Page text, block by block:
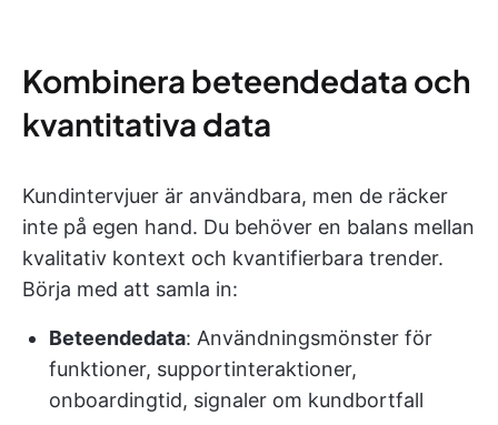
Kombinera beteendedata och
kvantitativa data
Kundintervjuer är användbara, men de räcker
inte på egen hand. Du behöver en balans mellan
kvalitativ kontext och kvantifierbara trender.
Börja med att samla in:
Beteendedata: Användningsmönster för
funktioner, supportinteraktioner,
onboardingtid, signaler om kundbortfall